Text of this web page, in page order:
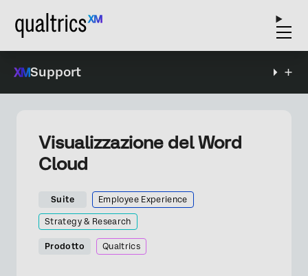
Support
Visualizzazione del Word
Cloud
Suite Employee Experience
Strategy & Research
Prodotto Qualtrics